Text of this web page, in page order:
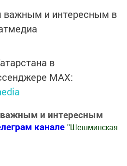
важным и интересным в
в
MАХ:
и интересным
канале "Шешминская